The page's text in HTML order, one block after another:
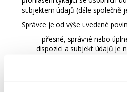
subjektem údajů (dále společně
Správce je od výše uvedené
– přesné, správné nebo
dispozici a subjekt údajů je
– nelze bez důvodných
osobních údajů